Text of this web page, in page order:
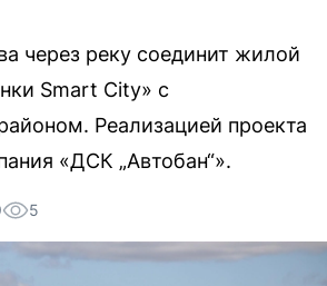
через реку соединит жилой
Smart City» с
Реализацией проекта
«ДСК „Автобан“».
5